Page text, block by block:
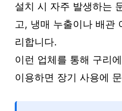
설치 시 자주 발생하는
고, 냉매 누출이나 배관
리합니다.
이런 업체를 통해 구리
이용하면 장기 사용에